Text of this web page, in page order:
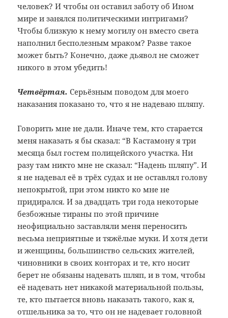
человек? И чтобы он оставил заботу об Ином
мире и занялся политическими интригами?
Чтобы близкую к нему могилу он вместо света
наполнил бесполезным мраком? Разве такое
может быть? Конечно, даже дьявол не сможет
никого в этом убедить!
Четвёртая. Серьёзным поводом для моего
наказания показано то, что я не надеваю шляпу.
Говорить мне не дали. Иначе тем, кто старается
меня наказать я бы сказал: “В Кастамону я три
месяца был гостем полицейского участка. Ни
разу там никто мне не сказал: “Надень шляпу”. И
я не надевал её в трёх судах и не оставлял голову
непокрытой, при этом никто ко мне не
придирался. И за двадцать три года некоторые
безбожные тираны по этой причине
неофициально заставляли меня переносить
весьма неприятные и тяжёлые муки. И хотя дети
и женщины, большинство сельских жителей,
чиновники в своих конторах и те, кто носит
берет не обязаны надевать шляп, и в том, чтобы
её надевать нет никакой материальной пользы,
те, кто пытается вновь наказать такого, как я,
отшельника за то, что он не надевает головной